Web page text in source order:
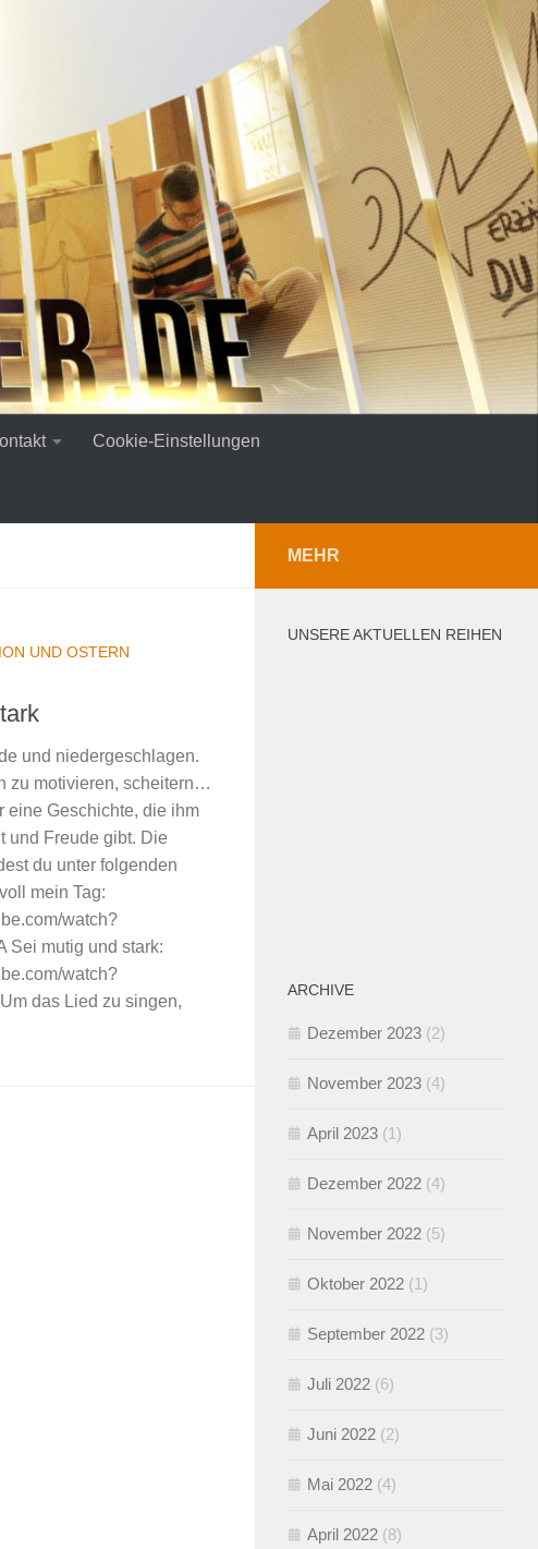
Cookie-Einstellungen
UND OSTERN
und niedergeschlagen.
zu motivieren, scheitern…
eine Geschichte, die ihm
und Freude gibt. Die
du unter folgenden
mein Tag:
watch?
Sei mutig und stark:
watch?
das Lied zu singen,
MEHR
UNSERE AKTUELLEN REIHEN
ARCHIVE
Dezember 2023 (2)
November 2023 (4)
April 2023 (1)
Dezember 2022 (4)
November 2022 (5)
Oktober 2022 (1)
September 2022 (3)
Juli 2022 (6)
Juni 2022 (2)
Mai 2022 (4)
April 2022 (8)